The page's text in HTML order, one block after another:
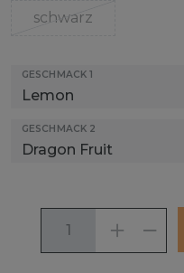
schwarz
GESCHMACK 1
GESCHMACK 2